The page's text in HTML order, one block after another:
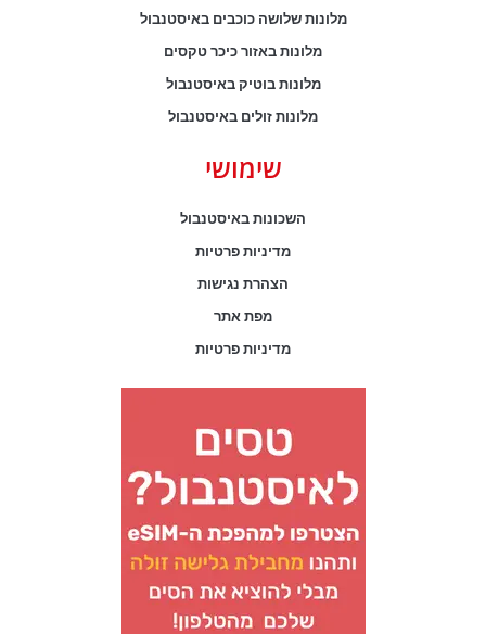
מלונות שלושה כוכבים באיסטנבול
מלונות באזור כיכר טקסים
מלונות בוטיק באיסטנבול
מלונות זולים באיסטנבול
שימושי
השכונות באיסטנבול
מדיניות פרטיות
הצהרת נגישות
מפת אתר
מדיניות פרטיות